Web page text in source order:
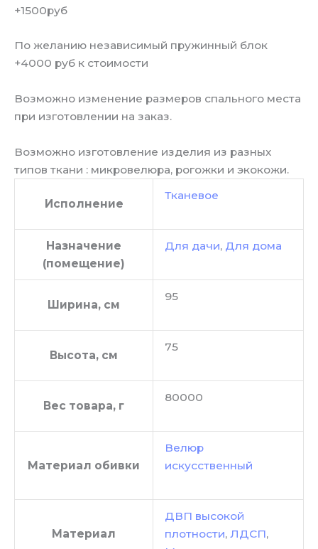
+1500руб
По желанию независимый пружинный блок
+4000 руб к стоимости
Возможно изменение размеров спального места
при изготовлении на заказ.
Возможно изготовление изделия из разных
типов ткани : микровелюра, рогожки и экокожи.
Исполнение
Тканевое
Назначение
(помещение)
Для дачи, Для дома
Ширина, см
95
Высота, см
75
Вес товара, г
80000
Материал обивки
Велюр
искусственный
Материал
ДВП высокой
плотности, ЛДСП,